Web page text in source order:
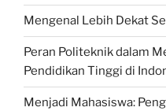
Mengenal Lebih Dekat
Peran Politeknik dalam
Pendidikan Tinggi di
Menjadi Mahasiswa: